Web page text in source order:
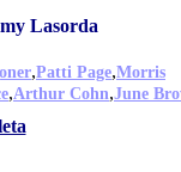
Lasorda
,Patti Page,Morris
,Arthur Cohn,June